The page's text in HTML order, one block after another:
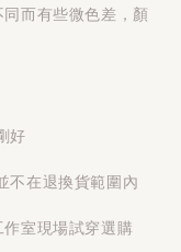
而有些微色差，顏
好
不在退換貨範圍內
室現場試穿選購